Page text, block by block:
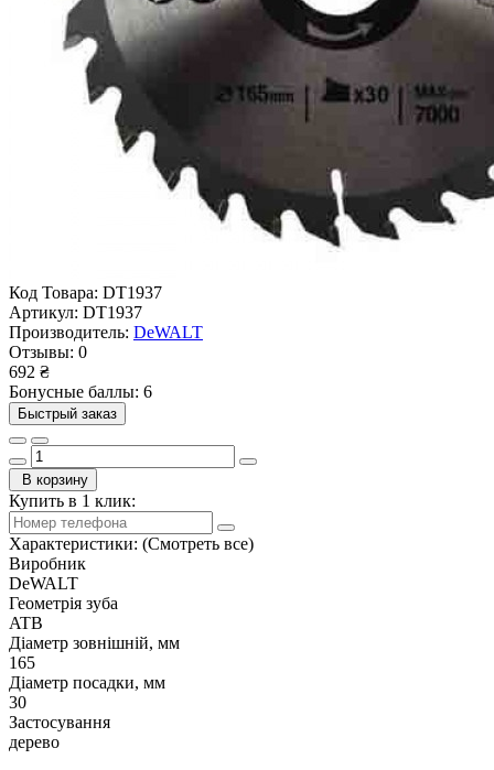
Код Товара: DT1937
Артикул: DT1937
Производитель: DeWALT
Отзывы: 0
692 ₴
Бонусные баллы: 6
Быстрый заказ
В корзину
Купить в 1 клик:
Характеристики: (Смотреть все)
Виробник
DeWALT
Геометрія зуба
ATB
Діаметр зовнішній, мм
165
Діаметр посадки, мм
30
Застосування
дерево